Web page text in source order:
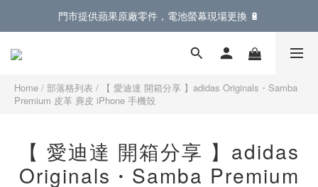
門市提供蘋果原廠零件，電池螢幕現場更換 🔋
門市提供蘋果原廠零件，電池螢幕現場更換 🔋
登入會員滿 $899 即享免運費優惠，再享全單 95折
Home / 部落格列表 /
【 愛迪達 開箱分享 】adidas Originals・Samba
Premium 皮革 麂皮 iPhone 手機殼
【 愛迪達 開箱分享 】adidas
Originals・Samba Premium